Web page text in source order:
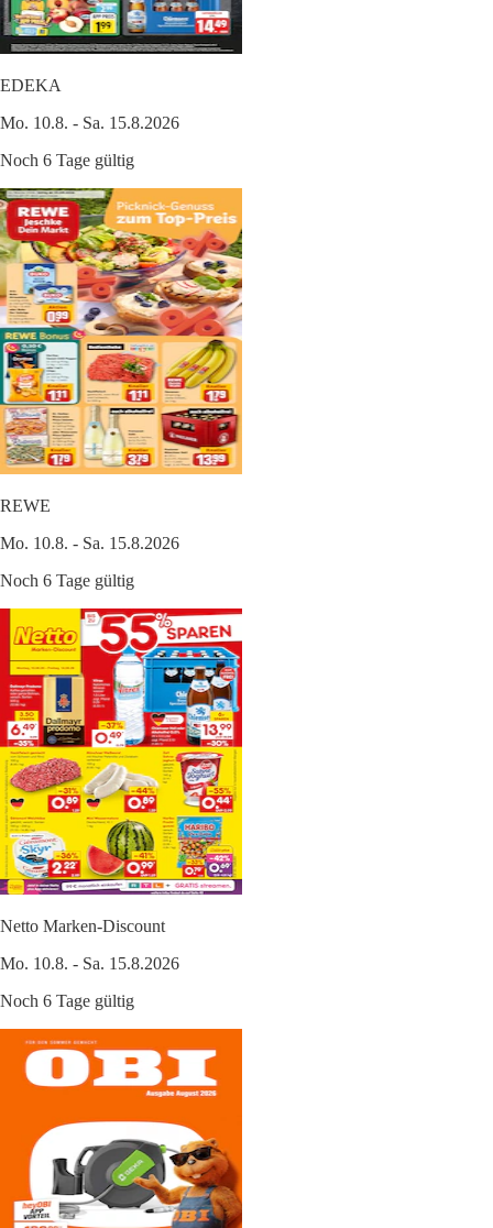
EDEKA
Mo. 10.8. - Sa. 15.8.2026
Noch 6 Tage gültig
REWE
Mo. 10.8. - Sa. 15.8.2026
Noch 6 Tage gültig
Netto Marken-Discount
Mo. 10.8. - Sa. 15.8.2026
Noch 6 Tage gültig